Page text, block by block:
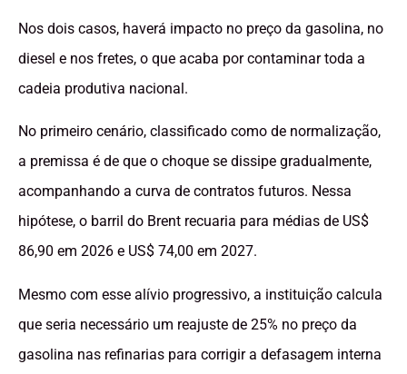
Nos dois casos, haverá impacto no preço da gasolina, no
diesel e nos fretes, o que acaba por contaminar toda a
cadeia produtiva nacional.
No primeiro cenário, classificado como de normalização,
a premissa é de que o choque se dissipe gradualmente,
acompanhando a curva de contratos futuros. Nessa
hipótese, o barril do Brent recuaria para médias de US$
86,90 em 2026 e US$ 74,00 em 2027.
Mesmo com esse alívio progressivo, a instituição calcula
que seria necessário um reajuste de 25% no preço da
gasolina nas refinarias para corrigir a defasagem interna